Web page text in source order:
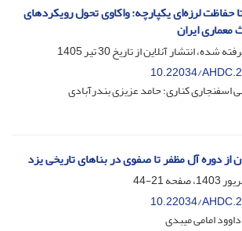
حفاظت لرزه‌ای یکپارچه: واکاوی تحول رویکردهای
معماری ایران
شده، انتشار آنلاین از تاریخ30 تیر 1405
10.22034/
اسفنجاری کناری؛ حامد عزیزی بندرآبادی
از دوره آل مظفر تا صفوی در بناهای تاریخی یزد
21-44
10.22034/
امامی میبدی